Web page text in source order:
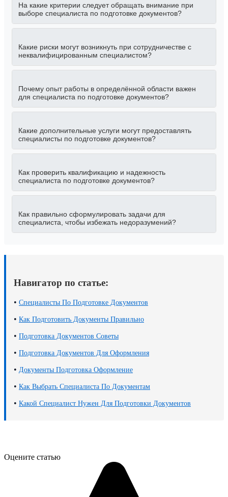
На какие критерии следует обращать внимание при
выборе специалиста по подготовке документов?
Какие риски могут возникнуть при сотрудничестве с
неквалифицированным специалистом?
Почему опыт работы в определённой области важен
для специалиста по подготовке документов?
Какие дополнительные услуги могут предоставлять
специалисты по подготовке документов?
Как проверить квалификацию и надежность
специалиста по подготовке документов?
Как правильно сформулировать задачи для
специалиста, чтобы избежать недоразумений?
Навигатор по статье:
• Специалисты По Подготовке Документов
• Как Подготовить Документы Правильно
• Подготовка Документов Советы
• Подготовка Документов Для Оформления
• Документы Подготовка Оформление
• Как Выбрать Специалиста По Документам
• Какой Специалист Нужен Для Подготовки Документов
Оцените статью